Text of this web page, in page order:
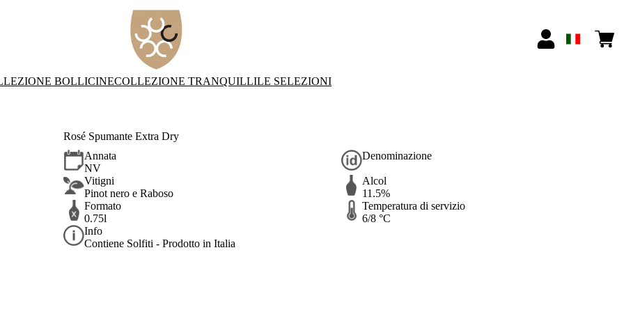
BOLLICINECOLLEZIONE TRANQUILLILE SELEZIONI
Rosé Spumante Extra Dry
Annata
NV
Denominazione
Vitigni
Pinot nero e Raboso
Alcol
11.5%
Formato
0.75l
Temperatura di servizio
6/8 °C
Info
Contiene Solfiti - Prodotto in Italia